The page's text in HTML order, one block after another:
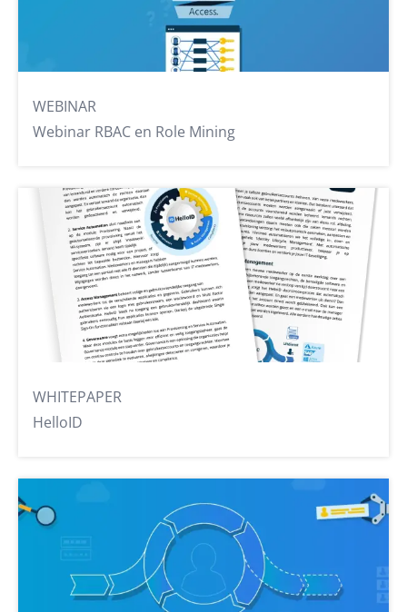
WEBINAR
Webinar RBAC en Role Mining
WHITEPAPER
HelloID